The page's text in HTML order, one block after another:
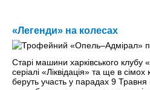
«Легенди» на колесах
Старі машини харківського клубу
серіалі «Ліквідація» та ще в
беруть участь у парадах 9 Травня